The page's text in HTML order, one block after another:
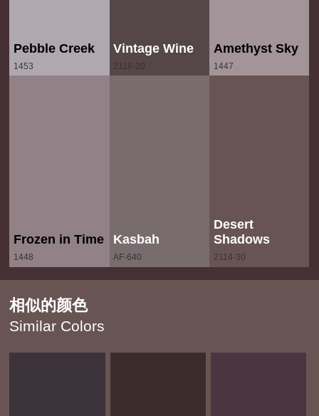
Pebble Creek
1453
Vintage Wine
2116-20
Amethyst Sky
1447
Frozen in Time
1448
Kasbah
AF-640
Desert
Shadows
2114-30
相似的颜色
Similar Colors